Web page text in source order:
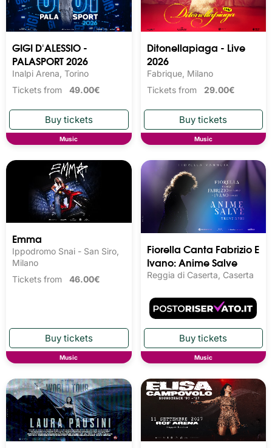
GIGI D'ALESSIO -
PALASPORT 2026
Inalpi Arena, Torino
Tickets from 49.00€
Music
Ditonellapiaga - Live
2026
Fabrique, Milano
Tickets from 29.00€
Music
Emma
Ippodromo Snai - San Siro,
Milano
Tickets from 46.00€
Music
Fiorella Canta Fabrizio E
Ivano: Anime Salve
Reggia di Caserta, Caserta
Music